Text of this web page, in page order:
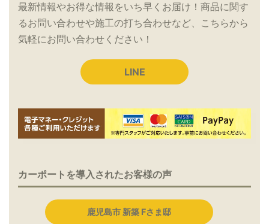
最新情報やお得な情報をいち早くお届け！商品に関す
るお問い合わせや施工の打ち合わせなど、こちらから
気軽にお問い合わせください！
LINE
カーポートを導入されたお客様の声
鹿児島市 新築 Fさま邸